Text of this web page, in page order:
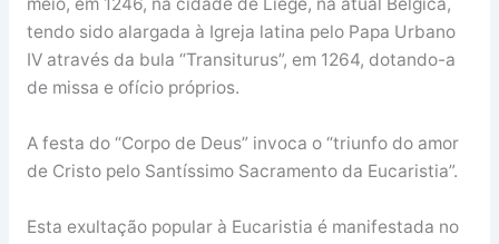
meio, em 1246, na cidade de Liège, na atual Bélgica,
tendo sido alargada à Igreja latina pelo Papa Urbano
IV através da bula “Transiturus”, em 1264, dotando-a
de missa e ofício próprios.
A festa do “Corpo de Deus” invoca o “triunfo do amor
de Cristo pelo Santíssimo Sacramento da Eucaristia”.
Esta exultação popular à Eucaristia é manifestada no